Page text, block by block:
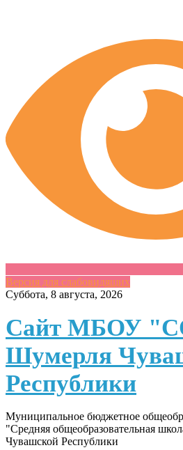
Версия для слабовидящих
Skip
content
Суббота, 8 августа, 2026
Сайт МБОУ
Шумерля
Республики
Муниципальное бюджетное
"Средняя общеобразовательная
Чувашской Республики